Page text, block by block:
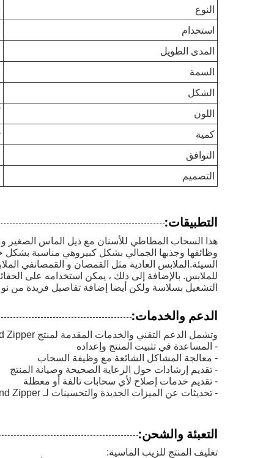
النوع
استخدام
المدى الطويل
السمة
الشكل
اللون
كمية
التوافق
التصميم
التطبيقات:
هذا السحاب المطاطي للأسنان مع ذيل الماس الصغير
وظائفها وجذبها الجمالي بشكل كبيروهي مناسبة
السيئة.الملابس العادية مثل القمصان و القمصانفي
للملابس. بالإضافة إلى ذلك ، يمكن استخدامه على
التشغيل بسلاسة ولكن أيضا إضافة تفاصيل فريدة من
الدعم والخدمات:
وتشمل الدعم التقني والخدمات المقدمة لمنتج Diamond Zipper:
- المساعدة في تثبيت المنتج وإعداده
- معالجة المشاكل الشائعة مع وظيفة السحاب
- تقديم إرشادات حول الرعاية الصحيحة وصيانة المنتج
- تقديم خدمات إصلاح لأي سحابات تالفة أو معطلة
- تحديثات عن الميزات الجديدة والتحسينات لـ Diamond Zipper
التعبئة والشحن:
تغليف المنتج للزيب الماسية: